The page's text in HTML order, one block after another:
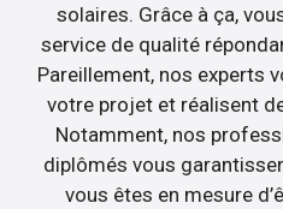
solaires. Grâce à ça,
service de qualité
Pareillement, nos experts
votre projet et réalisent
Notamment, nos
diplômés vous
vous êtes en mesure